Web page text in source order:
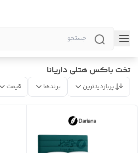
تخت باکس هتلی داریانا
پربازدیدترین برندها قیمت